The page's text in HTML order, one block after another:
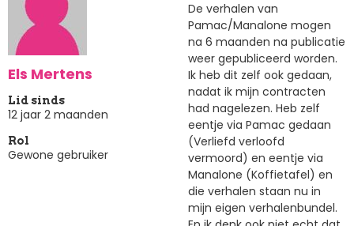
Els Mertens
Lid sinds
12 jaar 2 maanden
Rol
Gewone gebruiker
De verhalen van
Pamac/Manalone mogen
na 6 maanden na publicatie
weer gepubliceerd worden.
Ik heb dit zelf ook gedaan,
nadat ik mijn contracten
had nagelezen. Heb zelf
eentje via Pamac gedaan
(Verliefd verloofd
vermoord) en eentje via
Manalone (Koffietafel) en
die verhalen staan nu in
mijn eigen verhalenbundel.